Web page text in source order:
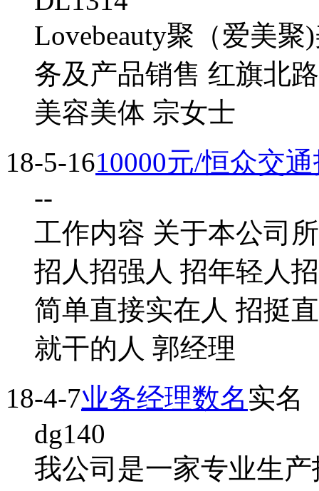
Lovebeauty聚（爱美
务及产品销售 红旗北
美容美体 宗女士
18-5-1610000元/恒众交
--
工作内容 关于本公司
招人招强人 招年轻人
简单直接实在人 招挺
就干的人 郭经理
18-4-7业务经理数名实名
dg140
我公司是一家专业生